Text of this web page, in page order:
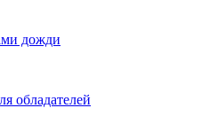
дожди
обладателей